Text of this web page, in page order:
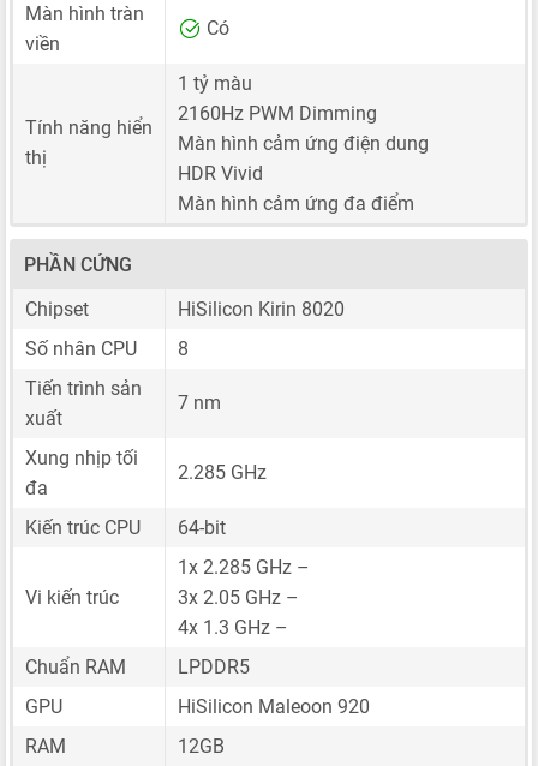
Màn hình tràn
viền
Có
Tính năng hiển
thị
1 tỷ màu
2160Hz PWM Dimming
Màn hình cảm ứng điện dung
HDR Vivid
Màn hình cảm ứng đa điểm
PHẦN CỨNG
Chipset
HiSilicon Kirin 8020
Số nhân CPU
8
Tiến trình sản
xuất
7 nm
Xung nhịp tối
đa
2.285 GHz
Kiến trúc CPU 64-bit
Vi kiến trúc
1x 2.285 GHz –
3x 2.05 GHz –
4x 1.3 GHz –
Chuẩn RAM
LPDDR5
GPU
HiSilicon Maleoon 920
RAM
12GB